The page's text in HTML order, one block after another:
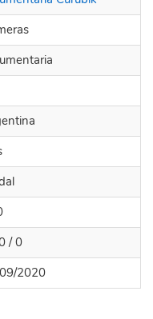
/ 0
2020